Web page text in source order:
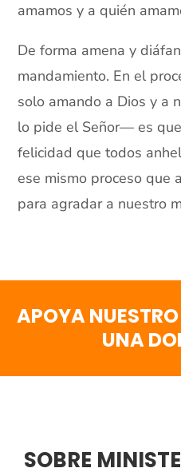
amamos y a quién
De forma amena y
mandamiento. En el
solo amando a Dios y a
lo pide el Señor— es
felicidad que todos
ese mismo proceso que
para agradar a nuestro
APOYA
UNA
SOBRE